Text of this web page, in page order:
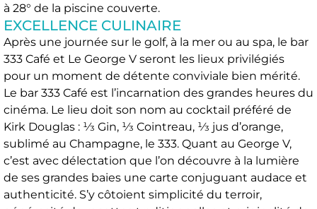
à 28° de la piscine couverte.
EXCELLENCE CULINAIRE
Après une journée sur le golf, à la mer ou au spa, le bar
333 Café et Le George V seront les lieux privilégiés
pour un moment de détente conviviale bien mérité.
Le bar 333 Café est l’incarnation des grandes heures du
cinéma. Le lieu doit son nom au cocktail préféré de
Kirk Douglas : 1⁄3 Gin, 1⁄3 Cointreau, 1⁄3 jus d’orange,
sublimé au Champagne, le 333. Quant au George V,
c’est avec délectation que l’on découvre à la lumière
de ses grandes baies une carte conjuguant audace et
authenticité. S’y côtoient simplicité du terroir,